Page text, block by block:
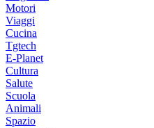
Motori
Viaggi
Cucina
Tgtech
E-Planet
Cultura
Salute
Scuola
Animali
Spazio